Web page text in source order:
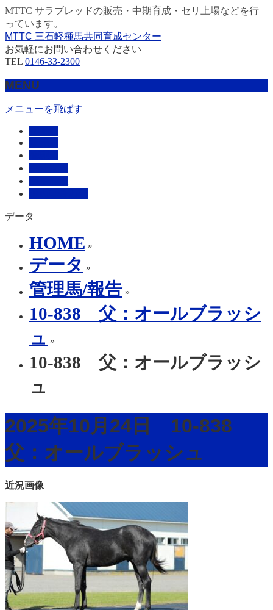
MTTC サラブレッドの販売・中期育成・セリ上場などを行
っています。
MTTC 三石軽種馬共同育成センター
お気軽にお問い合わせください
TEL 0146-33-2300
MENU
メニューを飛ばす
データ
HOME »
データ »
管理馬/報告 »
10-838 父：オールブラッシ
ュ »
10-838 父：オールブラッシ
ュ
2025年10月24日 10-838
父：オールブラッシュ
近況画像